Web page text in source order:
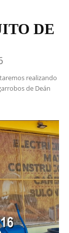
DE
realizando
de Deán